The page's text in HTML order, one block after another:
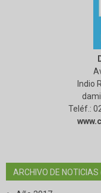
Indio
Teléf.:
ARCHIVO DE